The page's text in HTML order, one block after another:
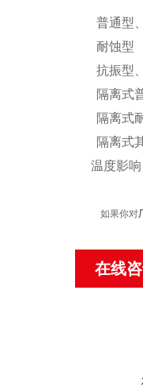
普通型
耐蚀型
抗振型
隔离式
隔离式
隔离式
温度影
如果你对
在线